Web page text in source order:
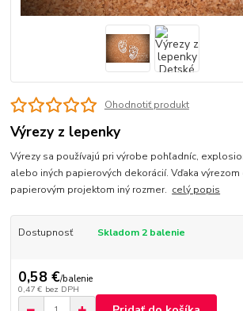
Ohodnotiť produkt
Výrezy z lepenky
Výrezy sa používajú pri výrobe pohľadníc,
alebo iných papierových dekorácií. Vďaka
papierovým projektom iný rozmer. celý popis
Dostupnosť Skladom 2 balenie
0,58 €/balenie
0,47 € bez DPH